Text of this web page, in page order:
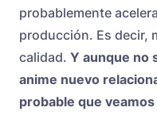
probablemente
producción. Es decir,
calidad. Y aunque no
anime nuevo
probable que